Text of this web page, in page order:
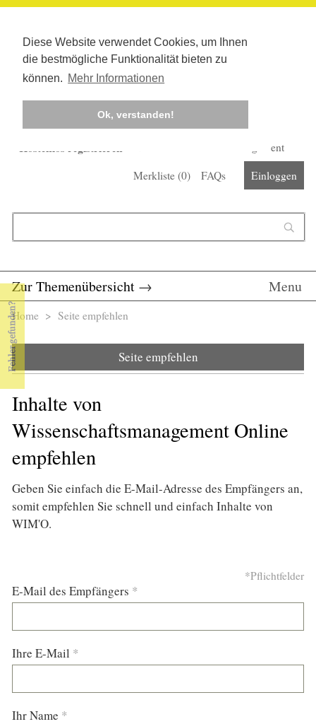
Diese Website verwendet Cookies, um Ihnen
die bestmögliche Funktionalität bieten zu
können. Mehr Informationen
Ok, verstanden!
Kostenlos registrieren
Corona-Management
Merkliste (0) FAQs Einloggen
Zur Themenübersicht → Menu
Sie sind hier
Home > Seite empfehlen
Seite empfehlen
Inhalte von
Wissenschaftsmanagement Online
empfehlen
Geben Sie einfach die E-Mail-Adresse des Empfängers an,
somit empfehlen Sie schnell und einfach Inhalte von
WIM'O.
*Pflichtfelder
E-Mail des Empfängers *
Ihre E-Mail *
Ihr Name *